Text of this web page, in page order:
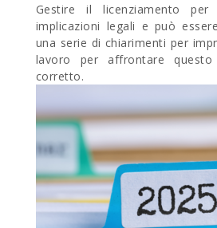
Gestire il licenziamento
implicazioni legali e può
una serie di chiarimenti per
lavoro per affrontare
corretto.